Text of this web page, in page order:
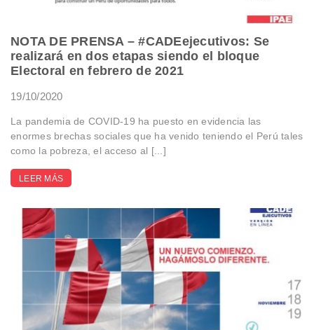
NOTA DE PRENSA – #CADEejecutivos: Se
realizará en dos etapas siendo el bloque
Electoral en febrero de 2021
19/10/2020
La pandemia de COVID-19 ha puesto en evidencia las
enormes brechas sociales que ha venido teniendo el Perú tales
como la pobreza, el acceso al [...]
LEER MÁS